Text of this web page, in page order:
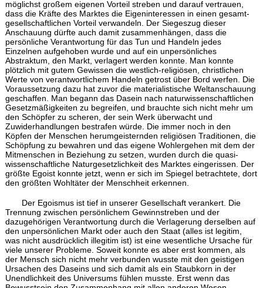
möglichst großem eigenen Vorteil streben und darauf vertrauen,
dass die Kräfte des Marktes die Eigeninteressen in einen gesamt-
gesellschaftlichen Vorteil verwandeln. Der Siegeszug dieser
Anschauung dürfte auch damit zusammenhängen, dass die
persönliche Verantwortung für das Tun und Handeln jedes
Einzelnen aufgehoben wurde und auf ein unpersönliches
Abstraktum, den Markt, verlagert werden konnte. Man konnte
plötzlich mit gutem Gewissen die westlich-religiösen, christlichen
Werte von verantwortlichem Handeln getrost über Bord werfen. Die
Voraussetzung dazu hat zuvor die materialistische Weltanschauung
geschaffen. Man begann das Dasein nach naturwissenschaftlichen
Gesetzmäßigkeiten zu begreifen, und brauchte sich nicht mehr um
den Schöpfer zu scheren, der sein Werk überwacht und
Zuwiderhandlungen bestrafen würde. Die immer noch in den
Köpfen der Menschen herumgeisternden religiösen Traditionen, die
Schöpfung zu bewahren und das eigene Wohlergehen mit dem der
Mitmenschen in Beziehung zu setzen, wurden durch die quasi-
wissenschaftliche Naturgesetzlichkeit des Marktes eingerissen. Der
größte Egoist konnte jetzt, wenn er sich im Spiegel betrachtete, dort
den größten Wohltäter der Menschheit erkennen.
Der Egoismus ist tief in unserer Gesellschaft verankert. Die
Trennung zwischen persönlichem Gewinnstreben und der
dazugehörigen Verantwortung durch die Verlagerung derselben auf
den unpersönlichen Markt oder auch den Staat (alles ist legitim,
was nicht ausdrücklich illegitim ist) ist eine wesentliche Ursache für
viele unserer Probleme. Soweit konnte es aber erst kommen, als
der Mensch sich nicht mehr verbunden wusste mit den geistigen
Ursachen des Daseins und sich damit als ein Staubkorn in der
Unendlichkeit des Universums fühlen musste. Erst wenn das